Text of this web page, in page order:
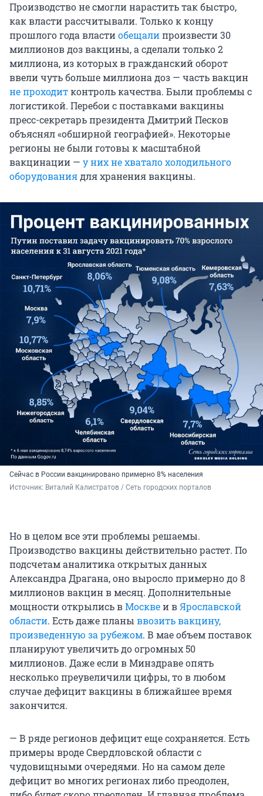
Производство не смогли нарастить так быстро,
как власти рассчитывали. Только к концу
прошлого года властиобещалипроизвести 30
миллионов доз вакцины, а сделали только 2
миллиона, из которых в гражданский оборот
ввели чуть больше миллиона доз — часть вакцин
не проходитконтроль качества. Были проблемы с
логистикой. Перебои с поставками вакцины
пресс-секретарь президента Дмитрий Песков
объяснял «обширной географией». Некоторые
регионы не были готовы к масштабной
вакцинации — у них не хватало холодильного
оборудованиядля хранения вакцины.
Сейчас в России вакцинировано примерно 8% населения
Источник: Виталий Калистратов / Сеть городских порталов
Но в целом все эти проблемы решаемы.
Производство вакцины действительно растет. По
подсчетам аналитика открытых данных
Александра Драгана, оно выросло примерно до 8
миллионов вакцин в месяц. Дополнительные
мощности открылись вМосквеи вЯрославской
области. Есть даже планы ввозить вакцину,
произведенную за рубежом. В мае объем поставок
планируют увеличить до огромных 50
миллионов. Даже если в Минздраве опять
несколько преувеличили цифры, то в любом
случае дефицит вакцины в ближайшее время
закончится.
— В ряде регионов дефицит еще сохраняется. Есть
примеры вроде Свердловской области с
чудовищными очередями. Но на самом деле
дефицит во многих регионах либо преодолен,